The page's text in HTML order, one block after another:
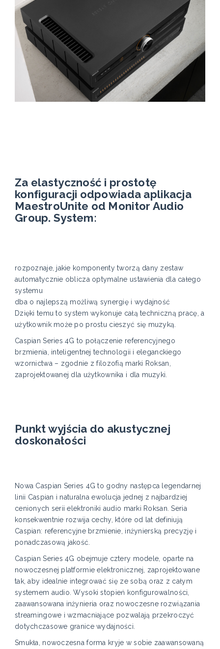
Za elastyczność i prostotę
konfiguracji odpowiada aplikacja
MaestroUnite od Monitor Audio
Group. System:
rozpoznaje, jakie komponenty tworzą dany zestaw
automatycznie oblicza optymalne ustawienia dla całego
systemu
dba o najlepszą możliwą synergię i wydajność
Dzięki temu to system wykonuje całą techniczną pracę, a
użytkownik może po prostu cieszyć się muzyką.
Caspian Series 4G to połączenie referencyjnego
brzmienia, inteligentnej technologii i eleganckiego
wzornictwa – zgodnie z filozofią marki Roksan,
zaprojektowanej dla użytkownika i dla muzyki.
Punkt wyjścia do akustycznej
doskonałości
Nowa Caspian Series 4G to godny następca legendarnej
linii Caspian i naturalna ewolucja jednej z najbardziej
cenionych serii elektroniki audio marki Roksan. Seria
konsekwentnie rozwija cechy, które od lat definiują
Caspian: referencyjne brzmienie, inżynierską precyzję i
ponadczasową jakość.
Caspian Series 4G obejmuje cztery modele, oparte na
nowoczesnej platformie elektronicznej, zaprojektowane
tak, aby idealnie integrować się ze sobą oraz z całym
systemem audio. Wysoki stopień konfigurowalności,
zaawansowana inżynieria oraz nowoczesne rozwiązania
streamingowe i wzmacniające pozwalają przekroczyć
dotychczasowe granice wydajności.
Smukła, nowoczesna forma kryje w sobie zaawansowaną